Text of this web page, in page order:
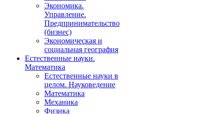
Экономика.
Управление.
Предпринимательство
(бизнес)
Экономическая и
социальная география
Естественные науки.
Математика
Естественные науки в
целом. Науковедение
Математика
Механика
Физика